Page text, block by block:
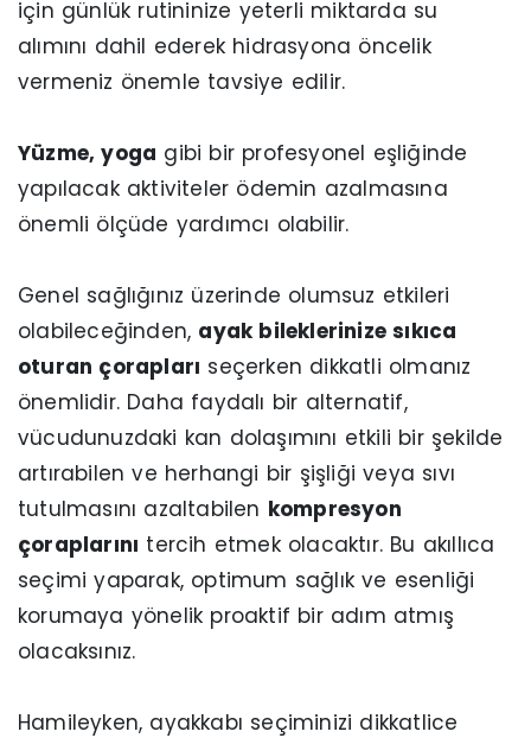
için günlük rutininize yeterli miktarda su
alımını dahil ederek hidrasyona öncelik
vermeniz önemle tavsiye edilir.
Yüzme, yoga gibi bir profesyonel eşliğinde
yapılacak aktiviteler ödemin azalmasına
önemli ölçüde yardımcı olabilir.
Genel sağlığınız üzerinde olumsuz etkileri
olabileceğinden, ayak bileklerinize sıkıca
oturan çorapları seçerken dikkatli olmanız
önemlidir. Daha faydalı bir alternatif,
vücudunuzdaki kan dolaşımını etkili bir şekilde
artırabilen ve herhangi bir şişliği veya sıvı
tutulmasını azaltabilen kompresyon
çoraplarını tercih etmek olacaktır. Bu akıllıca
seçimi yaparak, optimum sağlık ve esenliği
korumaya yönelik proaktif bir adım atmış
olacaksınız.
Hamileyken, ayakkabı seçiminizi dikkatlice